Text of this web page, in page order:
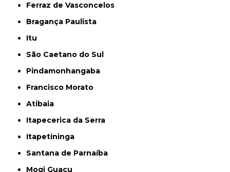
Ferraz de Vasconcelos
Bragança Paulista
Itu
São Caetano do Sul
Pindamonhangaba
Francisco Morato
Atibaia
Itapecerica da Serra
Itapetininga
Santana de Parnaíba
Mogi Guaçu